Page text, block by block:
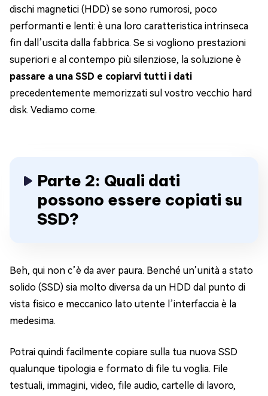
dischi magnetici (HDD) se sono rumorosi, poco
performanti e lenti: è una loro caratteristica intrinseca
fin dall’uscita dalla fabbrica. Se si vogliono prestazioni
superiori e al contempo più silenziose, la soluzione è
passare a una SSD e copiarvi tutti i dati
precedentemente memorizzati sul vostro vecchio hard
disk. Vediamo come.
Parte 2: Quali dati
possono essere copiati su
SSD?
Beh, qui non c’è da aver paura. Benché un’unità a stato
solido (SSD) sia molto diversa da un HDD dal punto di
vista fisico e meccanico lato utente l’interfaccia è la
medesima.
Potrai quindi facilmente copiare sulla tua nuova SSD
qualunque tipologia e formato di file tu voglia. File
testuali, immagini, video, file audio, cartelle di lavoro,